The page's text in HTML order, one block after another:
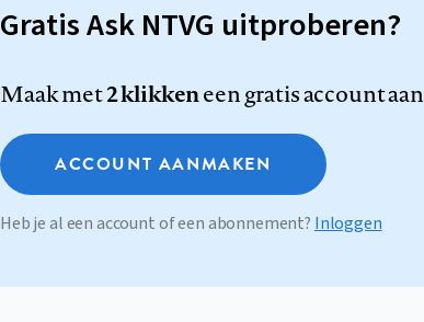
Gratis Ask NTVG uitproberen?
Maak met2 klikkeneen gratis account aan
ACCOUNT AANMAKEN
Heb je al een account of een abonnement?Inloggen